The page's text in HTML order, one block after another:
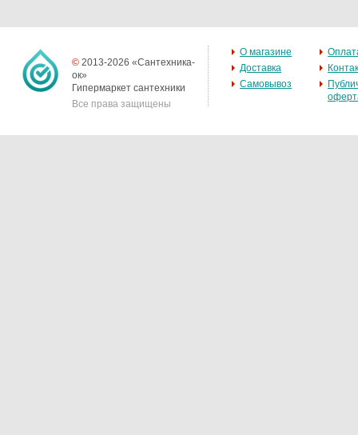
© 2013-2026 «Сантехника-
ок»
Гипермаркет сантехники
Все права защищены
О магазине
Доставка
Самовывоз